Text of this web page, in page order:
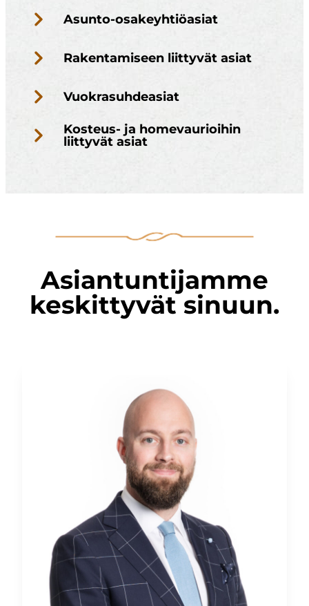
Asunto-osakeyhtiöasiat
Rakentamiseen liittyvät asiat
Vuokrasuhdeasiat
Kosteus- ja homevaurioihin
liittyvät asiat
Asiantuntijamme
keskittyvät sinuun.